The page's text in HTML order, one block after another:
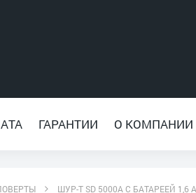
ГАРАНТИИ О КОМПАНИИ
ШУР-Т SD 5000A C БАТАРЕЕЙ 1,6